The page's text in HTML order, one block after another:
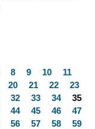
8 9 10
11
20 21 22
23
32 33 34
35
44 45 46
47
56 57 58
59